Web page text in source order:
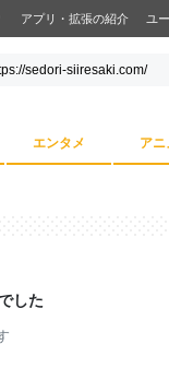
アプリ・拡張の紹介 ユ
エンタメ ア
した